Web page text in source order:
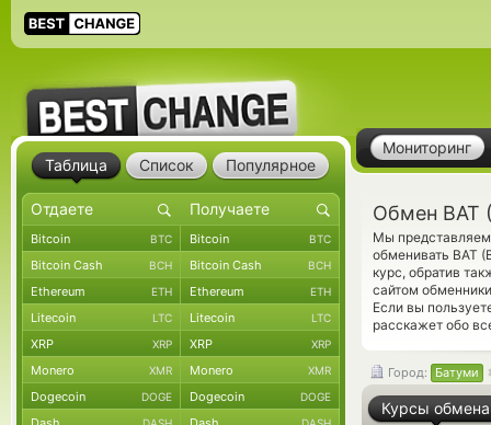
Мониторинг
Обмен BAT
Мы представляем
обменивать BAT
курс, обратив
сайтом
Если вы
расскажет обо
Город: Батуми
Курсы обмена
Таблица Список Популярное
Bitcoin BTC Bitcoin BTC
Bitcoin Cash BCH Bitcoin Cash BCH
Ethereum ETH Ethereum ETH
Litecoin LTC Litecoin LTC
XRP XRP XRP XRP
Monero XMR Monero XMR
Dogecoin DOGE Dogecoin DOGE